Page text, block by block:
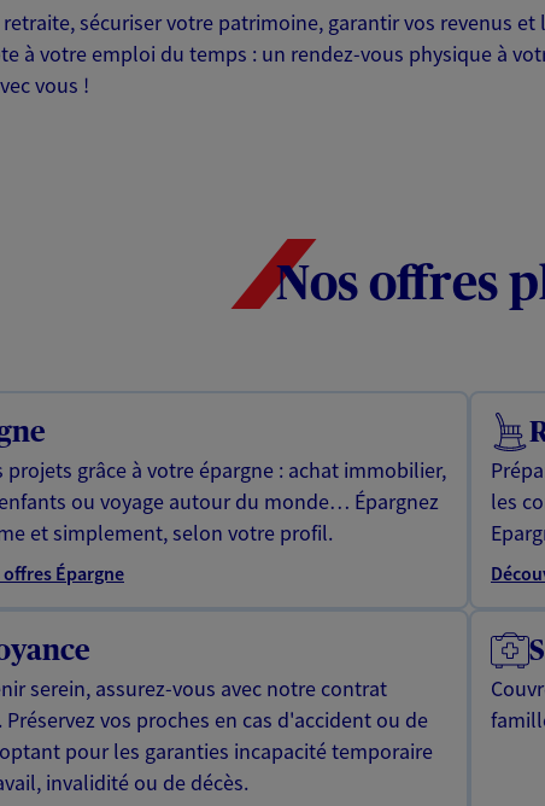
sécuriser votre patrimoine, garantir vos revenus et
à votre emploi du temps : un rendez-vous physique à
vous !
Nos offres
projets grâce à votre épargne : achat immobilier,
ou voyage autour du monde… Épargnez
et simplement, selon votre profil.
Épargne
les
serein, assurez-vous avec notre contrat
Préservez vos proches en cas d'accident ou de
pour les garanties incapacité temporaire
invalidité ou de décès.